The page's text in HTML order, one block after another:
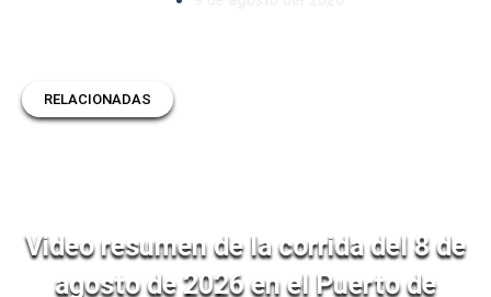
RELACIONADAS
Video resumen de la corrida del 8 de
agosto de 2026 en el Puerto de